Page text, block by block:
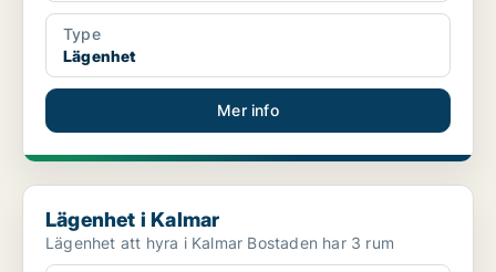
Type
Lägenhet
Mer info
Lägenhet i Kalmar
Lägenhet i Kalmar
Lägenhet att hyra i Kalmar Bostaden har 3 rum